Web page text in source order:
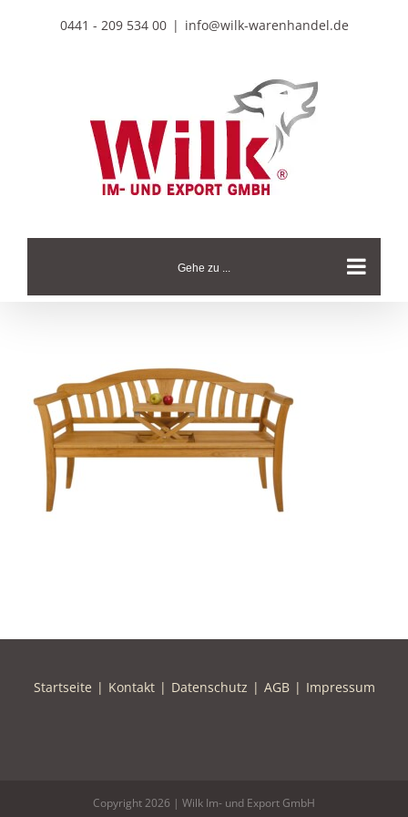
0441 - 209 534 00 | info@wilk-warenhandel.de
Gehe zu ...
Startseite Kontakt Datenschutz AGB Impressum
Copyright2026 | Wilk Im- und Export GmbH